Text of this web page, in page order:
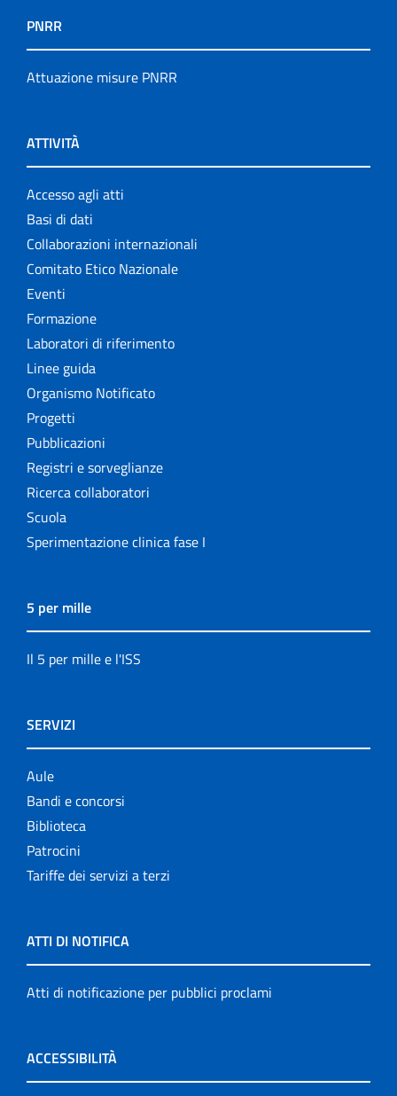
PNRR
Attuazione misure PNRR
ATTIVITÀ
Accesso agli atti
Basi di dati
Collaborazioni internazionali
Comitato Etico Nazionale
Eventi
Formazione
Laboratori di riferimento
Linee guida
Organismo Notificato
Progetti
Pubblicazioni
Registri e sorveglianze
Ricerca collaboratori
Scuola
Sperimentazione clinica fase I
5 per mille
Il 5 per mille e l'ISS
SERVIZI
Aule
Bandi e concorsi
Biblioteca
Patrocini
Tariffe dei servizi a terzi
ATTI DI NOTIFICA
Atti di notificazione per pubblici proclami
ACCESSIBILITÀ